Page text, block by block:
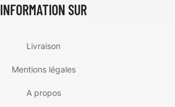
INFORMATION SUR
Livraison
Mentions légales
A propos